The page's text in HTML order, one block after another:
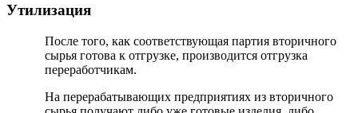
Утилизация
После того, как соответствующая партия вторичного
сырья готова к отгрузке, производится отгрузка
переработчикам.
На перерабатывающих предприятиях из вторичного